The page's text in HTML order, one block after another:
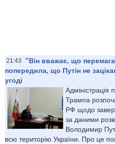
21:43
"Він вважає, що
попередила, що Путін не
угоді
Трампа
РФ щодо
за даними
Володимир
всю територію України. Про це